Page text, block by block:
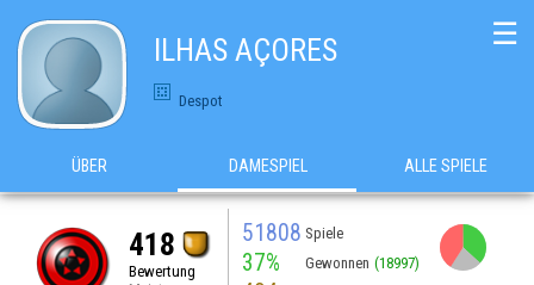
ILHAS AÇORES
Despot
☰
ÜBER DAMESPIEL ALLE SPIELE
418
Bewertung
51808 Spiele
37% Gewonnen (18997)